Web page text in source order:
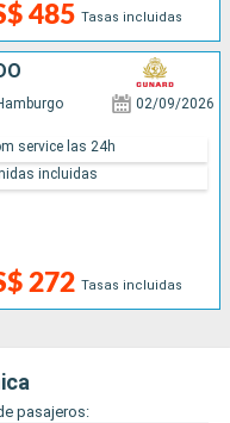
485 Tasas incluidas
02/09/2026
272 Tasas incluidas
service las 24h
incluidas
pasajeros: